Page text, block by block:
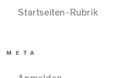
Startseiten-Rubrik
META